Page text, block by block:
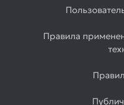
Правила